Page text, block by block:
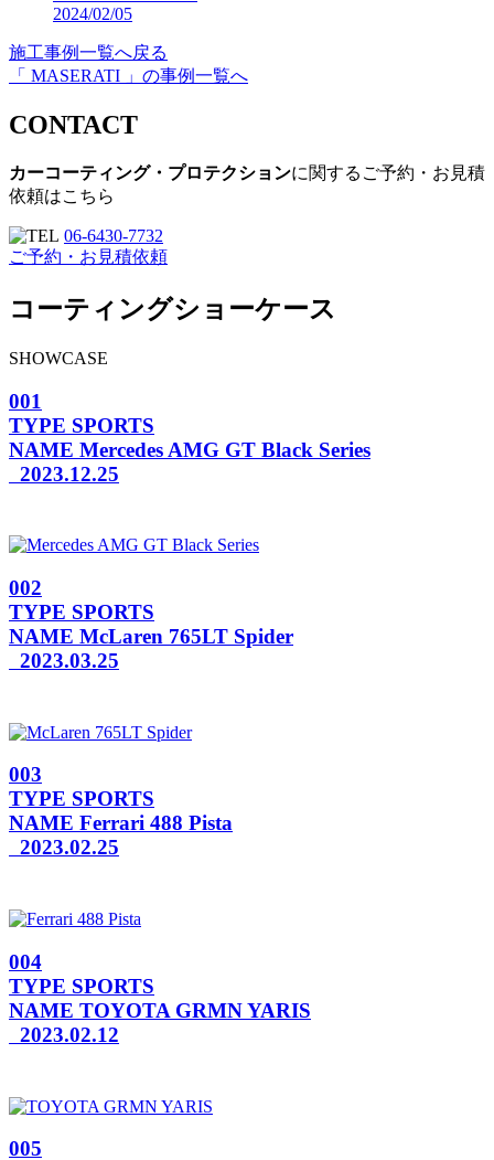
2024/02/05
施工事例一覧へ戻る
「 MASERATI 」の事例一覧へ
CONTACT
カーコーティング・プロテクションに関するご予約・お見積
依頼はこちら
06-6430-7732
ご予約・お見積依頼
コーティングショーケース
SHOWCASE
001
TYPE SPORTS
NAME Mercedes AMG GT Black Series
2023.12.25
002
TYPE SPORTS
NAME McLaren 765LT Spider
2023.03.25
003
TYPE SPORTS
NAME Ferrari 488 Pista
2023.02.25
004
TYPE SPORTS
NAME TOYOTA GRMN YARIS
2023.02.12
005